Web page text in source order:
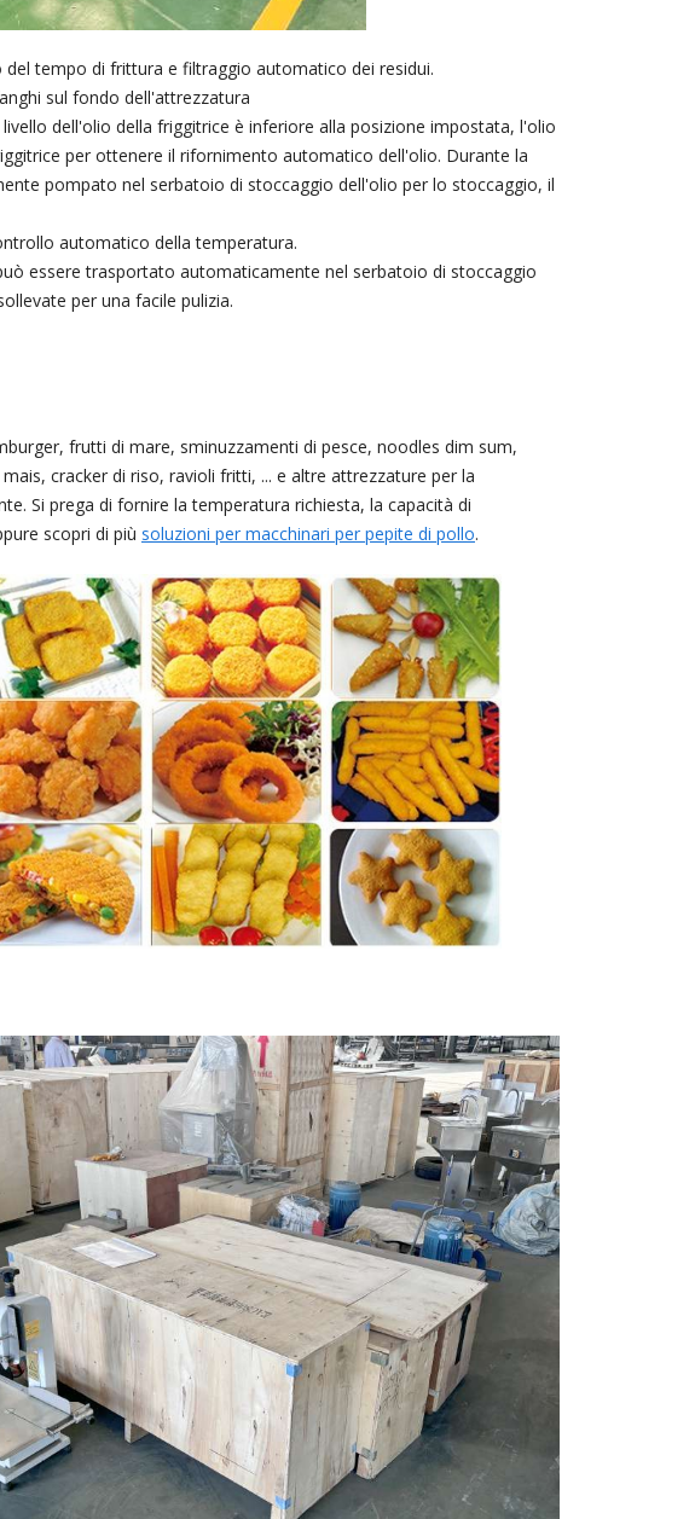
tempo di frittura e filtraggio automatico dei residui.
sul fondo dell'attrezzatura
dell'olio della friggitrice è inferiore alla posizione impostata, l'olio
per ottenere il rifornimento automatico dell'olio. Durante la
pompato nel serbatoio di stoccaggio dell'olio per lo stoccaggio, il
automatico della temperatura.
essere trasportato automaticamente nel serbatoio di stoccaggio
per una facile pulizia.
frutti di mare, sminuzzamenti di pesce, noodles dim sum,
cracker di riso, ravioli fritti, ... e altre attrezzature per la
Si prega di fornire la temperatura richiesta, la capacità di
scopri di più soluzioni per macchinari per pepite di pollo.